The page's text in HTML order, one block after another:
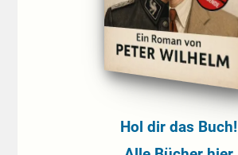
Hol dir das Buch!